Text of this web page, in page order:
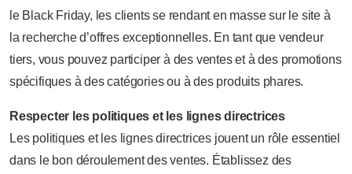
le Black Friday, les clients se rendant en masse sur le site à
la recherche d’offres exceptionnelles. En tant que vendeur
tiers, vous pouvez participer à des ventes et à des promotions
spécifiques à des catégories ou à des produits phares.
Respecter les politiques et les lignes directrices
Les politiques et les lignes directrices jouent un rôle essentiel
dans le bon déroulement des ventes. Établissez des